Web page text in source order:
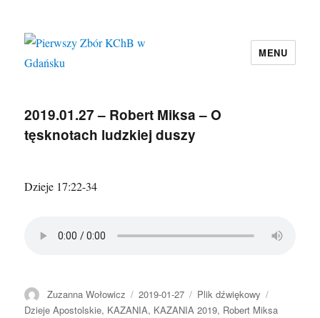
MENU
2019.01.27 – Robert Miksa – O
tęsknotach ludzkiej duszy
Dzieje 17:22-34
Autor
Zuzanna Wołowicz
Data
publikacji
2019-01-27 Format
Plik dźwiękowy
Dzieje Apostolskie, KAZANIA, KAZANIA 2019, Robert Miksa